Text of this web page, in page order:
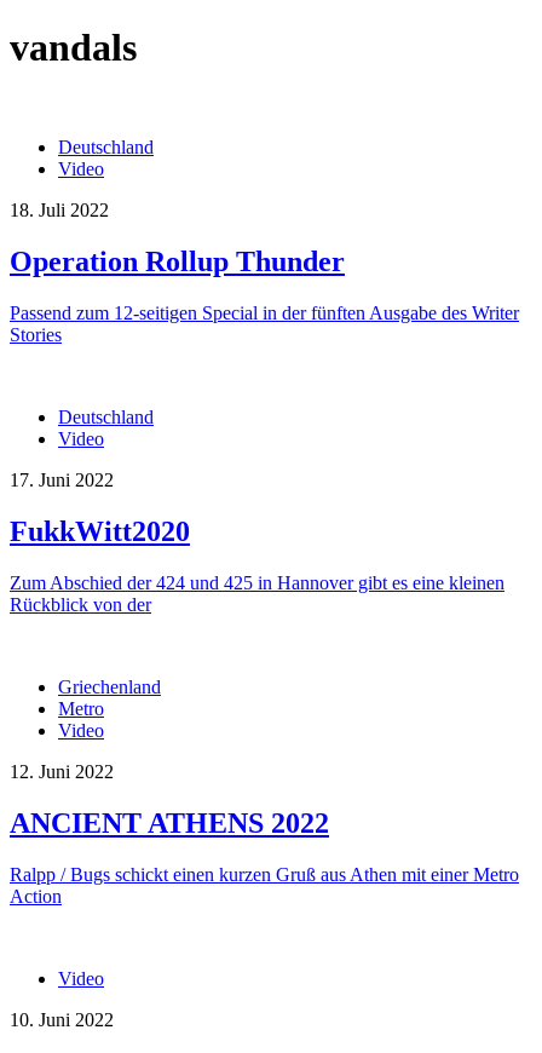
vandals
Deutschland
Video
18. Juli 2022
Operation Rollup Thunder
Passend zum 12-seitigen Special in der fünften Ausgabe des Writer
Stories
Deutschland
Video
17. Juni 2022
FukkWitt2020
Zum Abschied der 424 und 425 in Hannover gibt es eine kleinen
Rückblick von der
Griechenland
Metro
Video
12. Juni 2022
ANCIENT ATHENS 2022
Ralpp / Bugs schickt einen kurzen Gruß aus Athen mit einer Metro
Action
Video
10. Juni 2022